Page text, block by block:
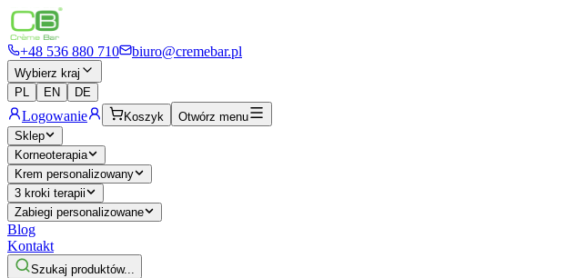
+48 536 880 710 biuro@cremebar.pl
Wybierz kraj
PL
EN DE
Logowanie Koszyk
Otwórz menu
Sklep
Korneoterapia
Krem personalizowany
3 kroki terapii
Zabiegi personalizowane
Blog
Kontakt
Szukaj produktów...